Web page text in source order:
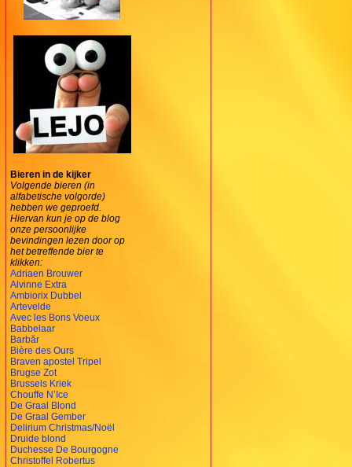
Bieren in de kijker
Volgende bieren (in
alfabetische volgorde)
hebben we geproefd.
Hiervan kun je op de blog
onze persoonlijke
bevindingen lezen door op
het betreffende bier te
klikken:
Adriaen Brouwer
Alvinne Extra
Ambiorix Dubbel
Artevelde
Avec les Bons Voeux
Babbelaar
Barbăr
Bière des Ours
Braven apostel Tripel
Brugse Zot
Brussels Kriek
Chouffe N’Ice
De Graal Blond
De Graal Gember
Delirium Christmas/Noël
Druide blond
Duchesse De Bourgogne
Christoffel Robertus